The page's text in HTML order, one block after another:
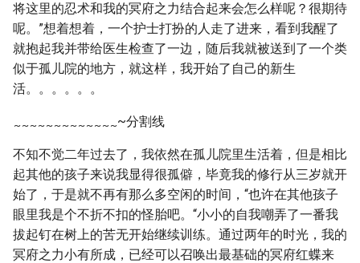
将这里的忍术和我的冥府之力结合起来会怎么样呢？很期待
呢。”想着想着，一个护士打扮的人走了进来，看到我醒了
就抱起我并带给医生检查了一边，随后我就被送到了一个类
似于孤儿院的地方，就这样，我开始了自己的新生
活。。。。。。
~~~~~~~~~~~~~~分割线
不知不觉二年过去了，我依然在孤儿院里生活着，但是相比
起其他的孩子来说我显得很孤僻，毕竟我的修行从三岁就开
始了，于是就不再有那么多空闲的时间，“也许在其他孩子
眼里我是个不折不扣的怪胎吧。“小小的自我嘲弄了一番我
拔起钉在树上的苦无开始继续训练。通过两年的时光，我的
冥府之力小有所成，已经可以召唤出最基础的冥府红蝶来